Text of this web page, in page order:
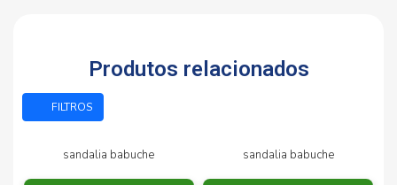
Produtos relacionados
FILTROS
sandalia babuche sandalia babuche